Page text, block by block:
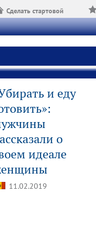
Сделать стартовой
и еду
о
идеале
11.02.2019